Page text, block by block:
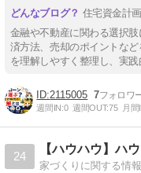
住宅資金計
金融や不動産に関わる選択
済方法、売却のポイントな
を理解しやすく整理し、実践
2115005 7
週間IN:0 週間OUT:75 月間
24
【ハウハウ】ハ
家づくりに関する情